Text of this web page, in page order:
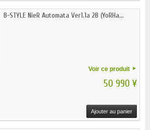
B-STYLE NieR Automata Ver1.1a 2B (YoRHa...
Voir ce produit
50 990 ¥
Ajouter au panier